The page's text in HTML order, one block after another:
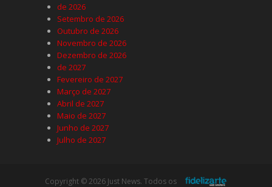
de 2026
Setembro de 2026
Outubro de 2026
Novembro de 2026
Dezembro de 2026
de 2027
Fevereiro de 2027
Março de 2027
Abril de 2027
Maio de 2027
Junho de 2027
Julho de 2027
Copyright © 2026 Just News. Todos os